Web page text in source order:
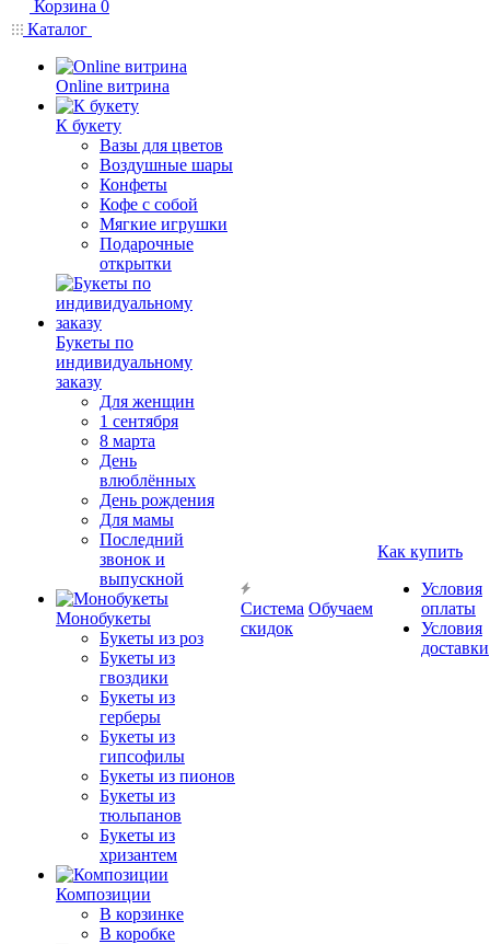
Корзина 0
Каталог
Online витрина
К букету
Вазы для цветов
Воздушные шары
Конфеты
Кофе с собой
Мягкие игрушки
Подарочные
открытки
Букеты по
индивидуальному
заказу
Для женщин
1 сентября
8 марта
День
влюблённых
День рождения
Для мамы
Последний
звонок и
выпускной
Монобукеты
Букеты из роз
Букеты из
гвоздики
Букеты из
герберы
Букеты из
гипсофилы
Букеты из пионов
Букеты из
тюльпанов
Букеты из
хризантем
Композиции
В корзинке
В коробке
Система
скидок
Обучаем
Как купить
Условия
оплаты
Условия
доставки